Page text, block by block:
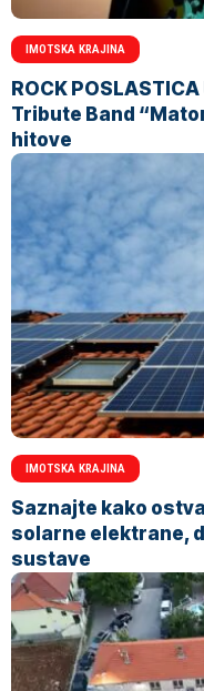
IMOTSKA KRAJINA
ROCK
Tribute Band
hitove
IMOTSKA KRAJINA
Saznajte kako
solarne elektrane,
sustave